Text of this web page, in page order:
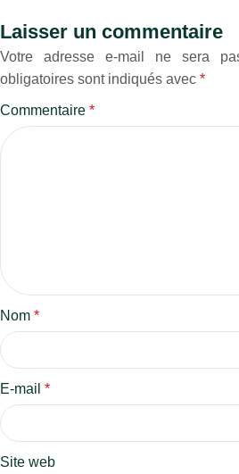
Laisser un commentaire
Votre adresse e-mail ne sera
obligatoires sont indiqués avec *
Commentaire *
Nom *
E-mail *
Site web